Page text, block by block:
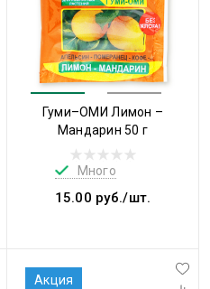
Гуми–ОМИ Лимон –
Мандарин 50 г
Много
15.00 руб./шт.
Акция